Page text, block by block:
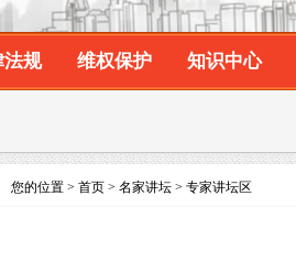
法规 维权保护 知识中心
您的位置 > 首页 > 名家讲坛 > 专家讲坛区